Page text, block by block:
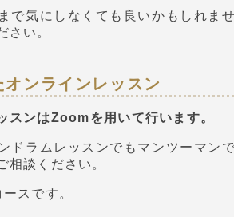
で気にしなくても良いかもしれま
さい。
ンラインレッスン
スンはZoomを用いて行います。
ドラムレッスンでもマンツーマン
相談ください。
スです。